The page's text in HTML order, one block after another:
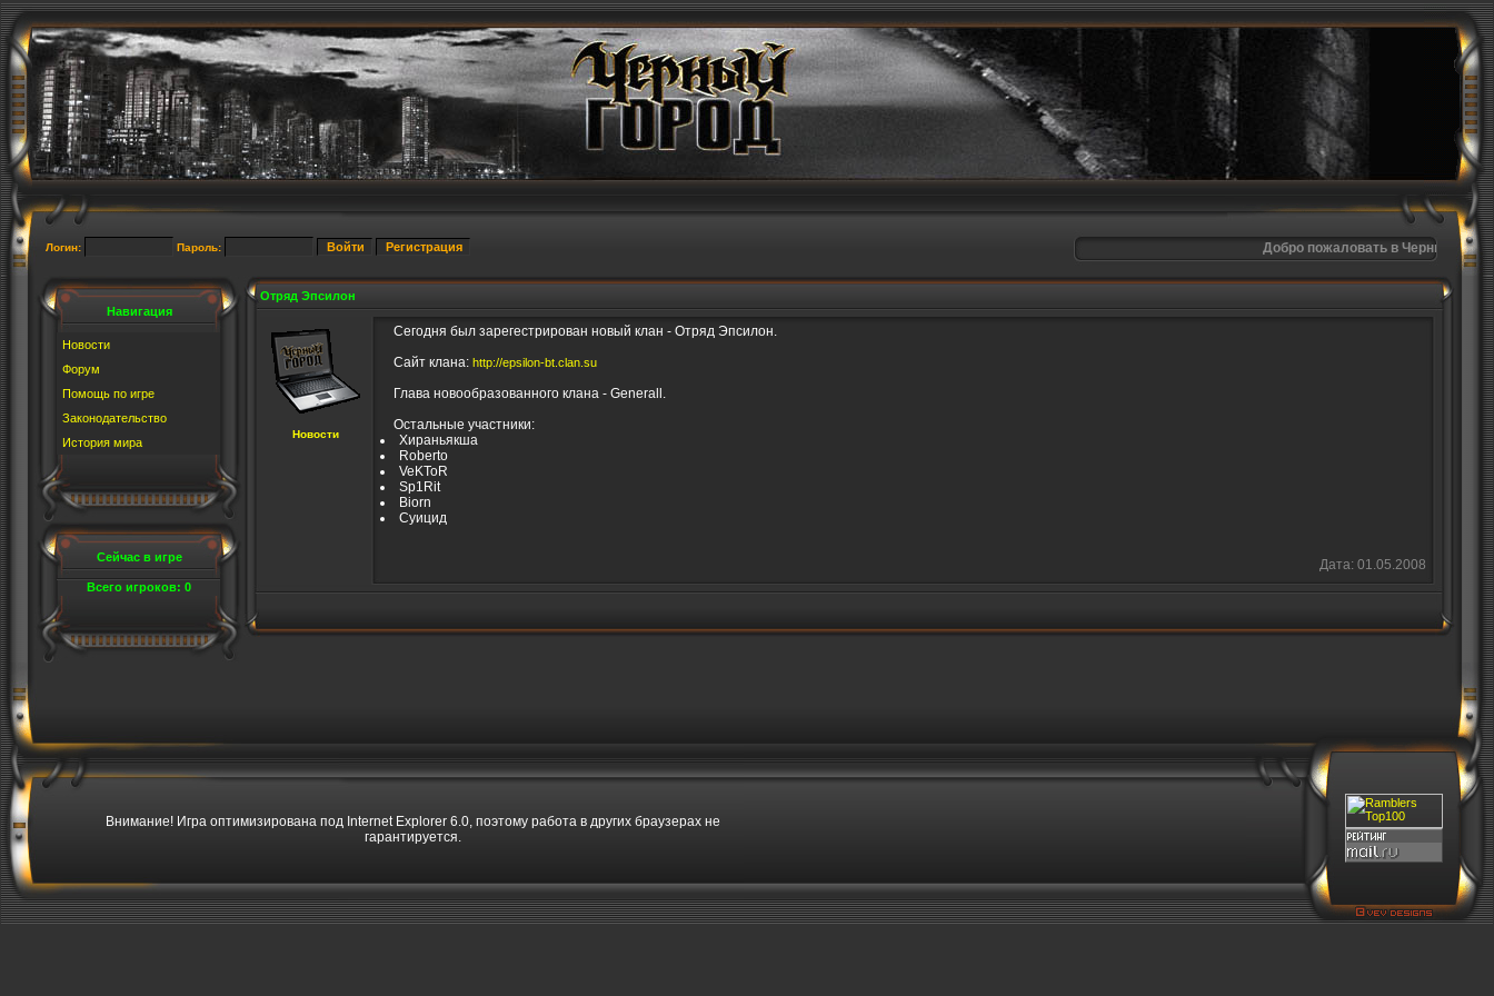
Логин: Пароль: Добро пожаловать в Черный Город!
Навигация
Новости
Форум
Помощь по игре
Законодательство
История мира
Сейчас в игре
Всего игроков: 0
Отряд Эпсилон
Новости
Сегодня был зарегестрирован новый клан - Отряд Эпсилон.
Сайт клана: http://epsilon-bt.clan.su
Глава новообразованного клана - Generall.
Остальные участники:
Хираньякша
Roberto
VeKToR
Sp1Rit
Biorn
Суицид
Дата: 01.05.2008
Внимание! Игра оптимизирована под Internet Explorer 6.0, поэтому работа в других браузерах не
гарантируется.